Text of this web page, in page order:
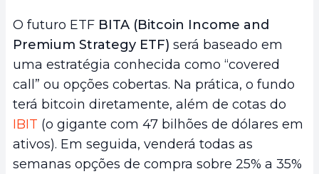
O futuro ETF BITA (Bitcoin Income and
Premium Strategy ETF) será baseado em
uma estratégia conhecida como “covered
call” ou opções cobertas. Na prática, o fundo
terá bitcoin diretamente, além de cotas do
IBIT (o gigante com 47 bilhões de dólares em
ativos). Em seguida, venderá todas as
semanas opções de compra sobre 25% a 35%